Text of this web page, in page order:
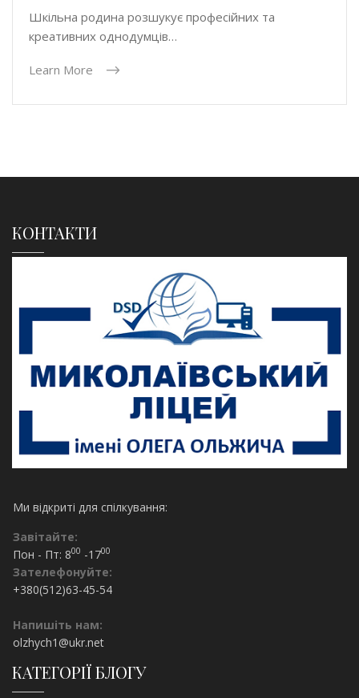
Шкільна родина розшукує професійних та
креативних однодумців…
Learn More
КОНТАКТИ
Ми відкриті для спілкування:
Завітайте:
Пон - Пт: 800 -1700
Зателефонуйте:
+380(512)63-45-54
Напишіть нам:
olzhych1@ukr.net
КАТЕГОРІЇ БЛОГУ